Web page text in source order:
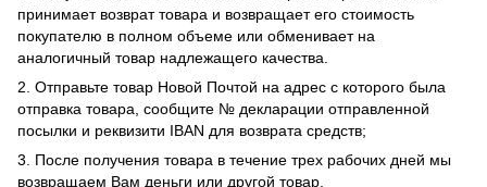
принимает возврат товара и возвращает его стоимость
покупателю в полном объеме или обменивает на
аналогичный товар надлежащего качества.
2. Отправьте товар Новой Почтой на адрес с которого была
отправка товара, сообщите № декларации отправленной
посылки и реквизити IBAN для возврата средств;
3. После получения товара в течение трех рабочих дней мы
возвращаем Вам деньги или другой товар.